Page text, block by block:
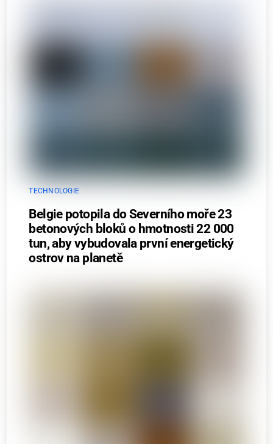
TECHNOLOGIE
Belgie potopila do Severního moře 23
betonových bloků o hmotnosti 22 000
tun, aby vybudovala první energetický
ostrov na planetě